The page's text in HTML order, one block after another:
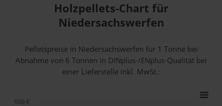
Holzpellets-Chart für
Niedersachswerfen
Pelletspreise in Niedersachswerfen für 1 Tonne bei
Abnahmevon 6 Tonnen in DINplus-/ENplus-Qualität bei
einer Lieferstelle inkl. MwSt.:
550 €